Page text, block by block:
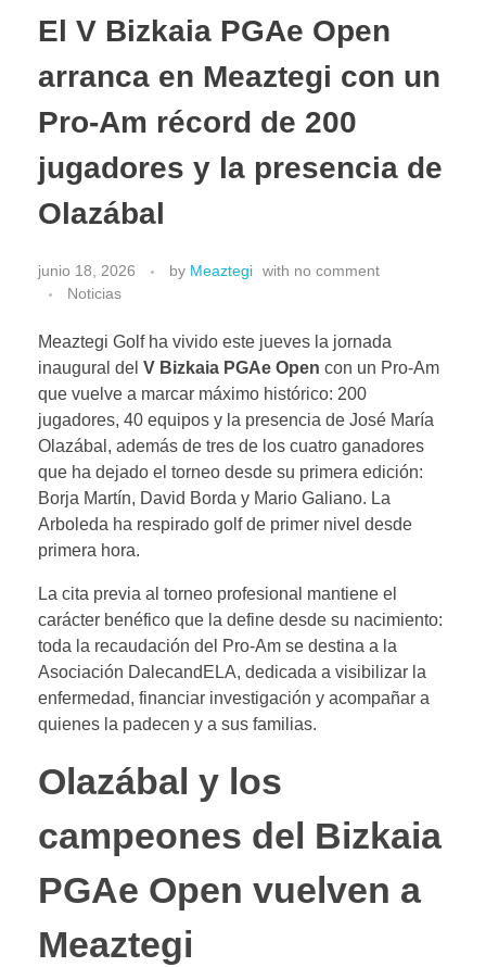
El V Bizkaia PGAe Open
arranca en Meaztegi con un
Pro-Am récord de 200
jugadores y la presencia de
Olazábal
junio 18, 2026 by Meaztegi with no comment
Noticias
Meaztegi Golf ha vivido este jueves la jornada
inaugural del V Bizkaia PGAe Open con un Pro-Am
que vuelve a marcar máximo histórico: 200
jugadores, 40 equipos y la presencia de José María
Olazábal, además de tres de los cuatro ganadores
que ha dejado el torneo desde su primera edición:
Borja Martín, David Borda y Mario Galiano. La
Arboleda ha respirado golf de primer nivel desde
primera hora.
La cita previa al torneo profesional mantiene el
carácter benéfico que la define desde su nacimiento:
toda la recaudación del Pro-Am se destina a la
Asociación DalecandELA, dedicada a visibilizar la
enfermedad, financiar investigación y acompañar a
quienes la padecen y a sus familias.
Olazábal y los
campeones del Bizkaia
PGAe Open vuelven a
Meaztegi